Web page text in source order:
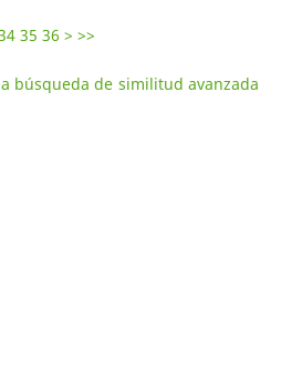
35 36 > >>
búsqueda de similitud avanzada